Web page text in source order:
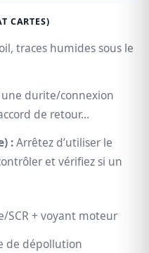
CARTES)
traces humides sous le
durite/connexion
de retour…
:Arrêtez d’utiliser le
et vérifiez si un
SCR + voyant moteur
de dépollution